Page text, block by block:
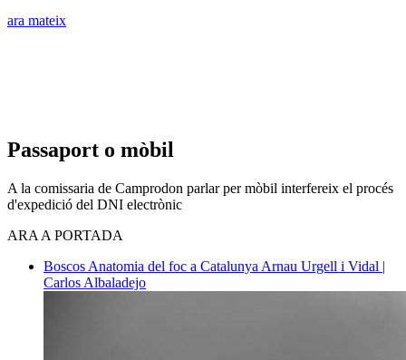
ara mateix
Passaport o mòbil
A la comissaria de Camprodon parlar per mòbil interfereix el procés
d'expedició del DNI electrònic
ARA A PORTADA
Boscos Anatomia del foc a Catalunya Arnau Urgell i Vidal |
Carlos Albaladejo